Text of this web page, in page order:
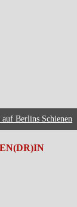
Berlins Schienen